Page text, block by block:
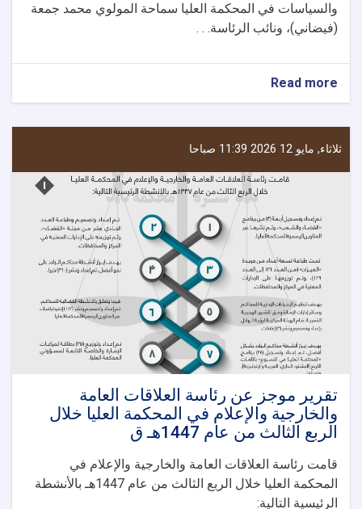
والسياسات في المحكمة العليا سماحة المولوي محمد جمعة
(فیضاني)، ونائب الرئاسة. . .
Read more
قام
قاضي
القضاة
المحكمة
العليا
إلى
محافظات
قندوز،
بدخشان،
بلخ،
جوزجان،
وبغلان
ثلاثاء, مايو 12 2026 11:39 صباحا
تقرير موجز عن رئاسة العلاقات العامة
والخارجية والإعلام في المحكمة العليا خلال
الربع الثالث من عام 1447هـ ق
قامت رئاسة العلاقات العامة والخارجية والإعلام في
المحكمة العليا خلال الربع الثالث من عام 1447هـ بالأنشطة
الرئيسية التالية: